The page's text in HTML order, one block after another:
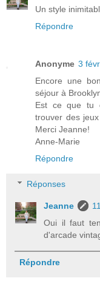
Un style
Répondre
Anonyme 3
Encore une
séjour à
Est ce que tu
trouver des
Merci Jeanne!
Anne-Marie
Répondre
Réponses
Jeanne
Oui il faut
d'arcade
Répondre